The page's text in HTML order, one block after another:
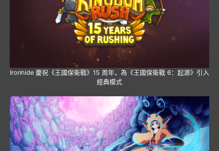
Ironhide 慶祝《王國保衛戰》15 周年，為《王國保衛戰 6：起源》引入
經典模式